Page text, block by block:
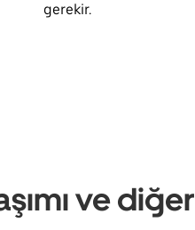
gerekir.
ve